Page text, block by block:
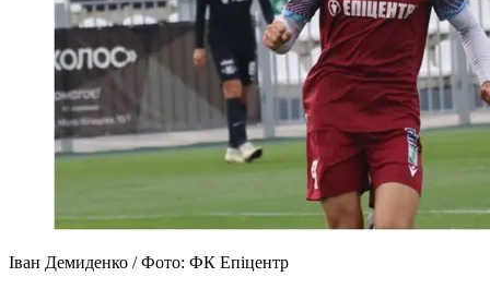
Іван Демиденко / Фото: ФК Епіцентр